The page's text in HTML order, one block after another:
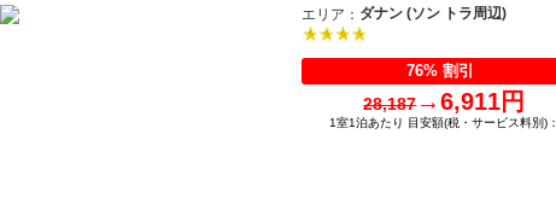
エリア： ダナン (ソン トラ周辺)
76% 割引
28,187→6,911円
1室1泊あたり 目安額(税・サービス料別)：